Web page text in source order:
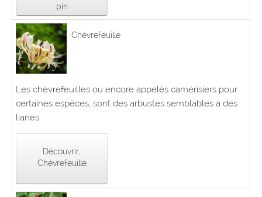
pin
Chèvrefeuille
Les chèvrefeuilles ou encore appelés camérisiers pour
certaines espèces, sont des arbustes semblables à des
lianes.
Découvrir,
Chèvrefeuille